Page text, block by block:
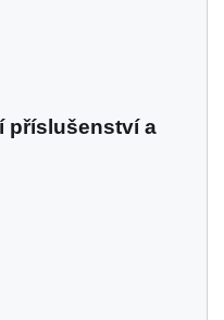
příslušenství a